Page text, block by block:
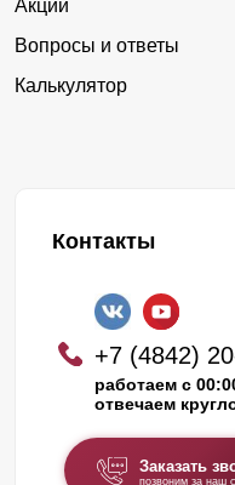
Акции
Вопросы и ответы
Калькулятор
Контакты
+7 (4842)
работаем с
отвечаем
Заказать
позвоним за наш